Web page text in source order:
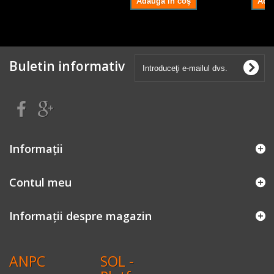
Buletin informativ
Informaţii
Contul meu
Informații despre magazin
ANPC SOL -